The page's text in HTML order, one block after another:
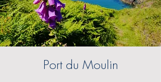
Port du Moulin